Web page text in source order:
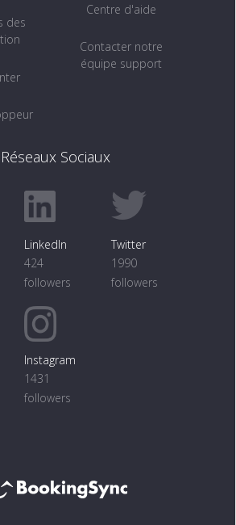
des
Centre d'aide
Contacter notre
équipe support
Réseaux Sociaux
LinkedIn
424
followers
Twitter
1990
followers
Instagram
1431
followers